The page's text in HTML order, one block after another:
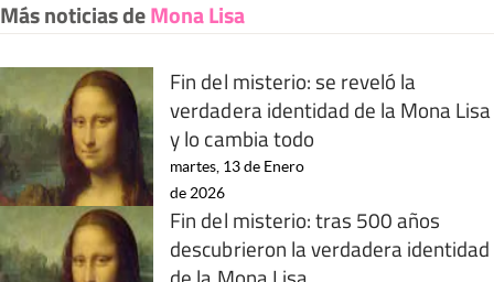
Más noticias deMona Lisa
Fin del misterio: se reveló la
verdadera identidad de la Mona Lisa
y lo cambia todo
martes, 13 de Enero
de 2026
Fin del misterio: tras 500 años
descubrieron la verdadera identidad